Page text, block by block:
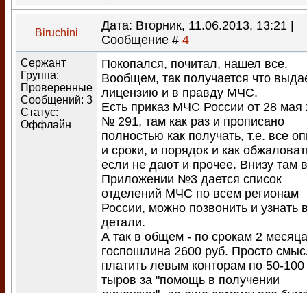
Biruchini
Дата: Вторник, 11.06.2013, 13:21 |
Сообщение # 4
Сержант
Группа:
Проверенные
Сообщений: 3
Статус:
Оффлайн
Покопался, почитал, нашел все.
Вообщем, так получается что
лицензию и в правду МЧС.
Есть приказ МЧС России от 28 мая
№ 291, там как раз и прописано
полностью как получать, т.е. все
и сроки, и порядок и как
если не дают и прочее. Внизу там в
Приложении №3 дается список
отделений МЧС по всем регионам
России, можно позвонить и узнать
детали.
А так в общем - по срокам 2
госпошлина 2600 руб. Просто
платить левым конторам по 50-100
тыров за "помощь в получении